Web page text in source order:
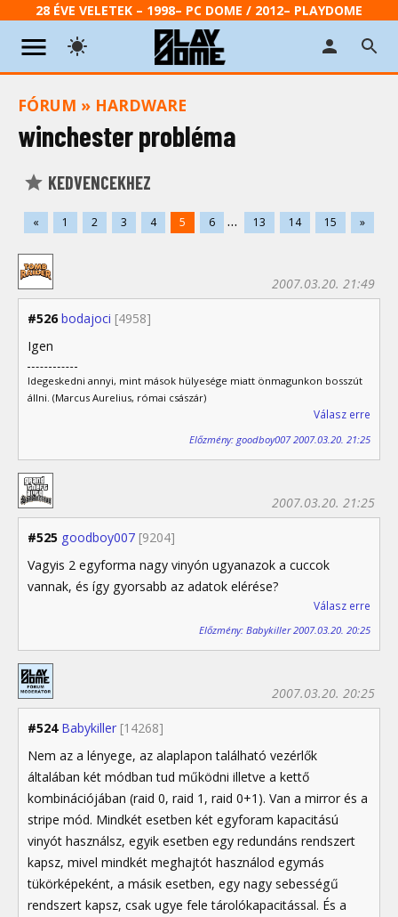
28 ÉVE VELETEK – 1998– PC DOME / 2012– PLAYDOME
FÓRUM » HARDWARE
winchester probléma
KEDVENCEKHEZ
« 1 2 3 4 5 6 ... 13 14 15 »
#526 bodajoci [4958]
2007.03.20. 21:49
Igen
Idegeskedni annyi, mint mások hülyesége miatt önmagunkon bosszút
állni. (Marcus Aurelius, római császár)
Válasz erre
Előzmény: goodboy007 2007.03.20. 21:25
#525 goodboy007 [9204]
2007.03.20. 21:25
Vagyis 2 egyforma nagy vinyón ugyanazok a cuccok
vannak, és így gyorsabb az adatok elérése?
Válasz erre
Előzmény: Babykiller 2007.03.20. 20:25
#524 Babykiller [14268]
2007.03.20. 20:25
Nem az a lényege, az alaplapon található vezérlők
általában két módban tud működni illetve a kettő
kombinációjában (raid 0, raid 1, raid 0+1). Van a mirror és a
stripe mód. Mindkét esetben két egyforam kapacitású
vinyót használsz, egyik esetben egy redundáns rendszert
kapsz, mivel mindkét meghajtót használod egymás
tükörképeként, a másik esetben, egy nagy sebességű
rendszert kapsz, csak ugye fele tárolókapacitással. És a